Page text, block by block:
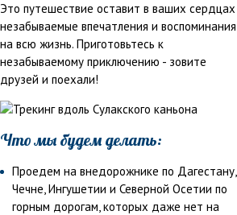
Это путешествие оставит в ваших сердцах
незабываемые впечатления и воспоминания
на всю жизнь. Приготовьтесь к
незабываемому приключению - зовите
друзей и поехали!
Что мы будем делать:
Проедем на внедорожнике по Дагестану,
Чечне, Ингушетии и Северной Осетии по
горным дорогам, которых даже нет на